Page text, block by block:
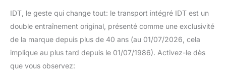
IDT, le geste qui change tout: le transport intégré IDT est un
double entraînement original, présenté comme une exclusivité
de la marque depuis plus de 40 ans (au 01/07/2026, cela
implique au plus tard depuis le 01/07/1986). Activez-le dès
que vous observez: